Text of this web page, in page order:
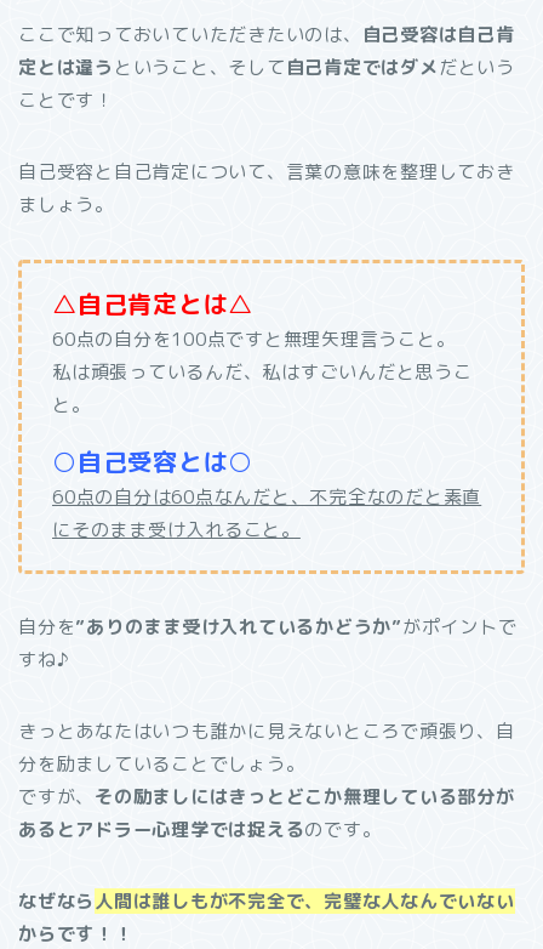
ここで知っておいていただきたいのは、
自己受容は自己肯
定とは違う ということ、そして自己肯定ではダメだという
ことです！
自己受容と自己肯定について、言葉の意味を整理しておき
ましょう。
△自己肯定とは△
60点の自分を100点ですと無理矢理言うこと。
私は頑張っているんだ、私はすごいんだと思うこ
と。
○自己受容とは○
60点の自分は60点なんだと、不完全なのだと素直
にそのまま受け入れること。
自分を”ありのまま受け入れているかどうか”がポイントで
すね♪
きっとあなたはいつも誰かに見えないところで頑張り、自
分を励ましていることでしょう。
ですが、 その励ましにはきっとどこか無理している部分が
あるとアドラー心理学では捉えるのです。
なぜなら人間は誰しもが不完全で、完璧な人なんでいない
からです！！